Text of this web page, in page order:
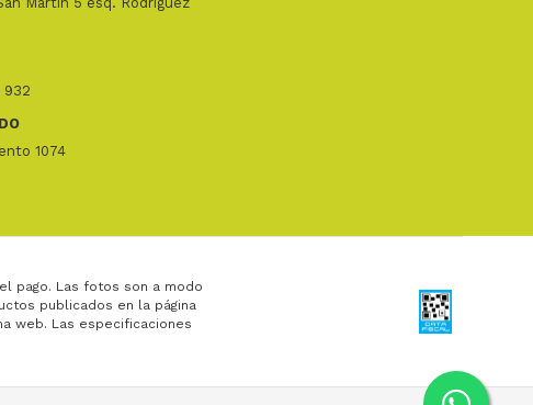
1074
pago. Las fotos son a modo
publicados en la página
web. Las especificaciones